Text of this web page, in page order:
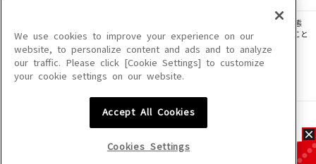
このサイトに掲載されている一切の文章・画像・写真・動画・音声等を、手段や形態
を問わず、著作権法の定める範囲を超えて無断で複製、転載、ファイル化などすること
を禁じます。
楽曲及びコンテンツは、機種によりご利用いただけない場合があります。
楽曲及びコンテンツの配信日、配信内容が変更になる場合があります。
We use cookies to improve your experience on our
website, to personalize content and ads and to analyze
our traffic. Please click [Cookie Settings] to customize
your cookie settings on our website.
Accept All Cookies
Cookies Settings